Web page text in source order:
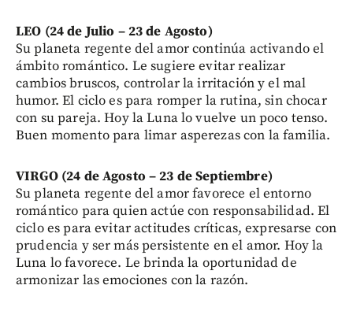
LEO (24 de Julio – 23 de Agosto)
Su planeta regente del amor continúa activando el
ámbito romántico. Le sugiere evitar realizar
cambios bruscos, controlar la irritación y el mal
humor. El ciclo es para romper la rutina, sin chocar
con su pareja. Hoy la Luna lo vuelve un poco tenso.
Buen momento para limar asperezas con la familia.
VIRGO (24 de Agosto – 23 de Septiembre)
Su planeta regente del amor favorece el entorno
romántico para quien actúe con responsabilidad. El
ciclo es para evitar actitudes críticas, expresarse con
prudencia y ser más persistente en el amor. Hoy la
Luna lo favorece. Le brinda la oportunidad de
armonizar las emociones con la razón.